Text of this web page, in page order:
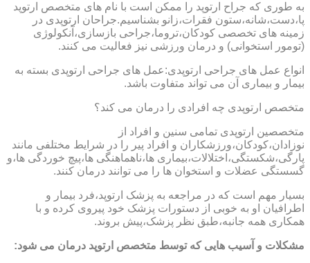
به طوری که جراح ارتوپد را ممکن است با نام های متخصص ارتوپد
پا،دست،شانه،ستون فقرات،زانو بشناسیم.جراحان ارتوپدی در
زمینه های تخصصی کودکان،تروما،جراحی بازسازی،آنکولوژی
(تومور استخوانی) و درمان ورزشی نیز فعالیت می کنند.
انواع عمل های جراحی ارتوپدی:عمل های جراحی ارتوپدی بسته به
بیمار و بیماری آن می تواند متفاوت باشد.
متخصص ارتوپدی چه افرادی را درمان می کند؟
متخصصین ارتوپدی تمامی سنین و افراد از
نوزادان،کودکان،ورزشکاران و افراد پیر را در شرایط مختلفی مانند
پارگی،شکستگی،اختلالات،بیماری ها،ناهماهنگی ها،پیچ خوردگی ها،و
گسستگی عضلات و استخوان ها را می توانند درمان کنند.
بسیار مهم است که در مراجعه به پزشک ارتوپد،فرد بیمار و
اطرافیان او به خوبی از دستورات پزشک خود پیروی کرده و با
همکاری همه جانبه،طبق نظر پزشک،پیش بروند.
مشکلات و آسیب هایی که توسط متخصص ارتوپد درمان می شود: